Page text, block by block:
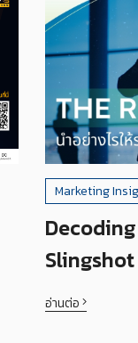
Marketing
Slingshot
อ่านต่อ